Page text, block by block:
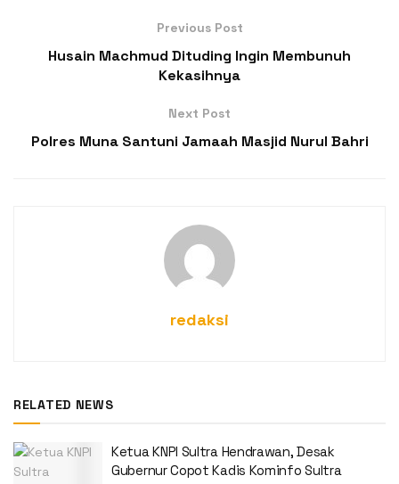
Previous Post
Husain Machmud Dituding Ingin Membunuh
Kekasihnya
Next Post
Polres Muna Santuni Jamaah Masjid Nurul Bahri
redaksi
RELATED NEWS
Ketua KNPI Sultra Hendrawan, Desak
Gubernur Copot Kadis Kominfo Sultra